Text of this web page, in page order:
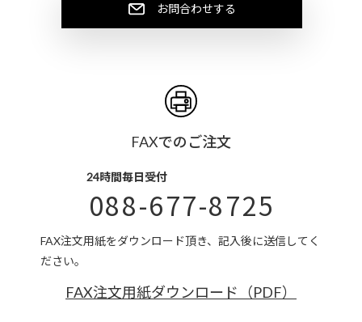
お問合わせする
FAXでのご注文
24時間毎日受付
088-677-8725
FAX注文用紙をダウンロード頂き、記入後に送信してく
ださい。
FAX注文用紙ダウンロード（PDF）